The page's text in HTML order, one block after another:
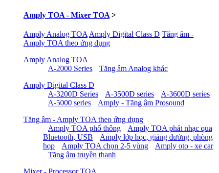
Amply TOA - Mixer TOA >
Amply Analog TOA Amply Digital Class D Tăng âm -
Amply TOA theo ứng dụng
Amply Analog TOA
A-2000 Series
Tăng âm Analog khác
Amply Digital Class D
A-3200D Series
A-3500D series
A-3600D series
A-5000 series
Amply - Tăng âm Prosound
Tăng âm - Amply TOA theo ứng dụng
Amply TOA phổ thông
Amply TOA phát nhạc qua
Bluetooth, USB
Amply lớp học, giảng đường, phòng
họp
Amply TOA chọn 2-5 vùng
Amply oto - xe car
Tăng âm truyền thanh
Mixer - Processor TOA